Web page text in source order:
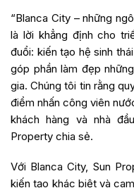
“Blanca City – những
là lời khẳng định cho
đuổi: kiến tạo hệ sinh
góp phần làm đẹp
gia. Chúng tôi tin rằng
điểm nhấn công viên
khách hàng và nhà
Property chia sẻ.
Với Blanca City, Sun
kiến tạo khác biệt và